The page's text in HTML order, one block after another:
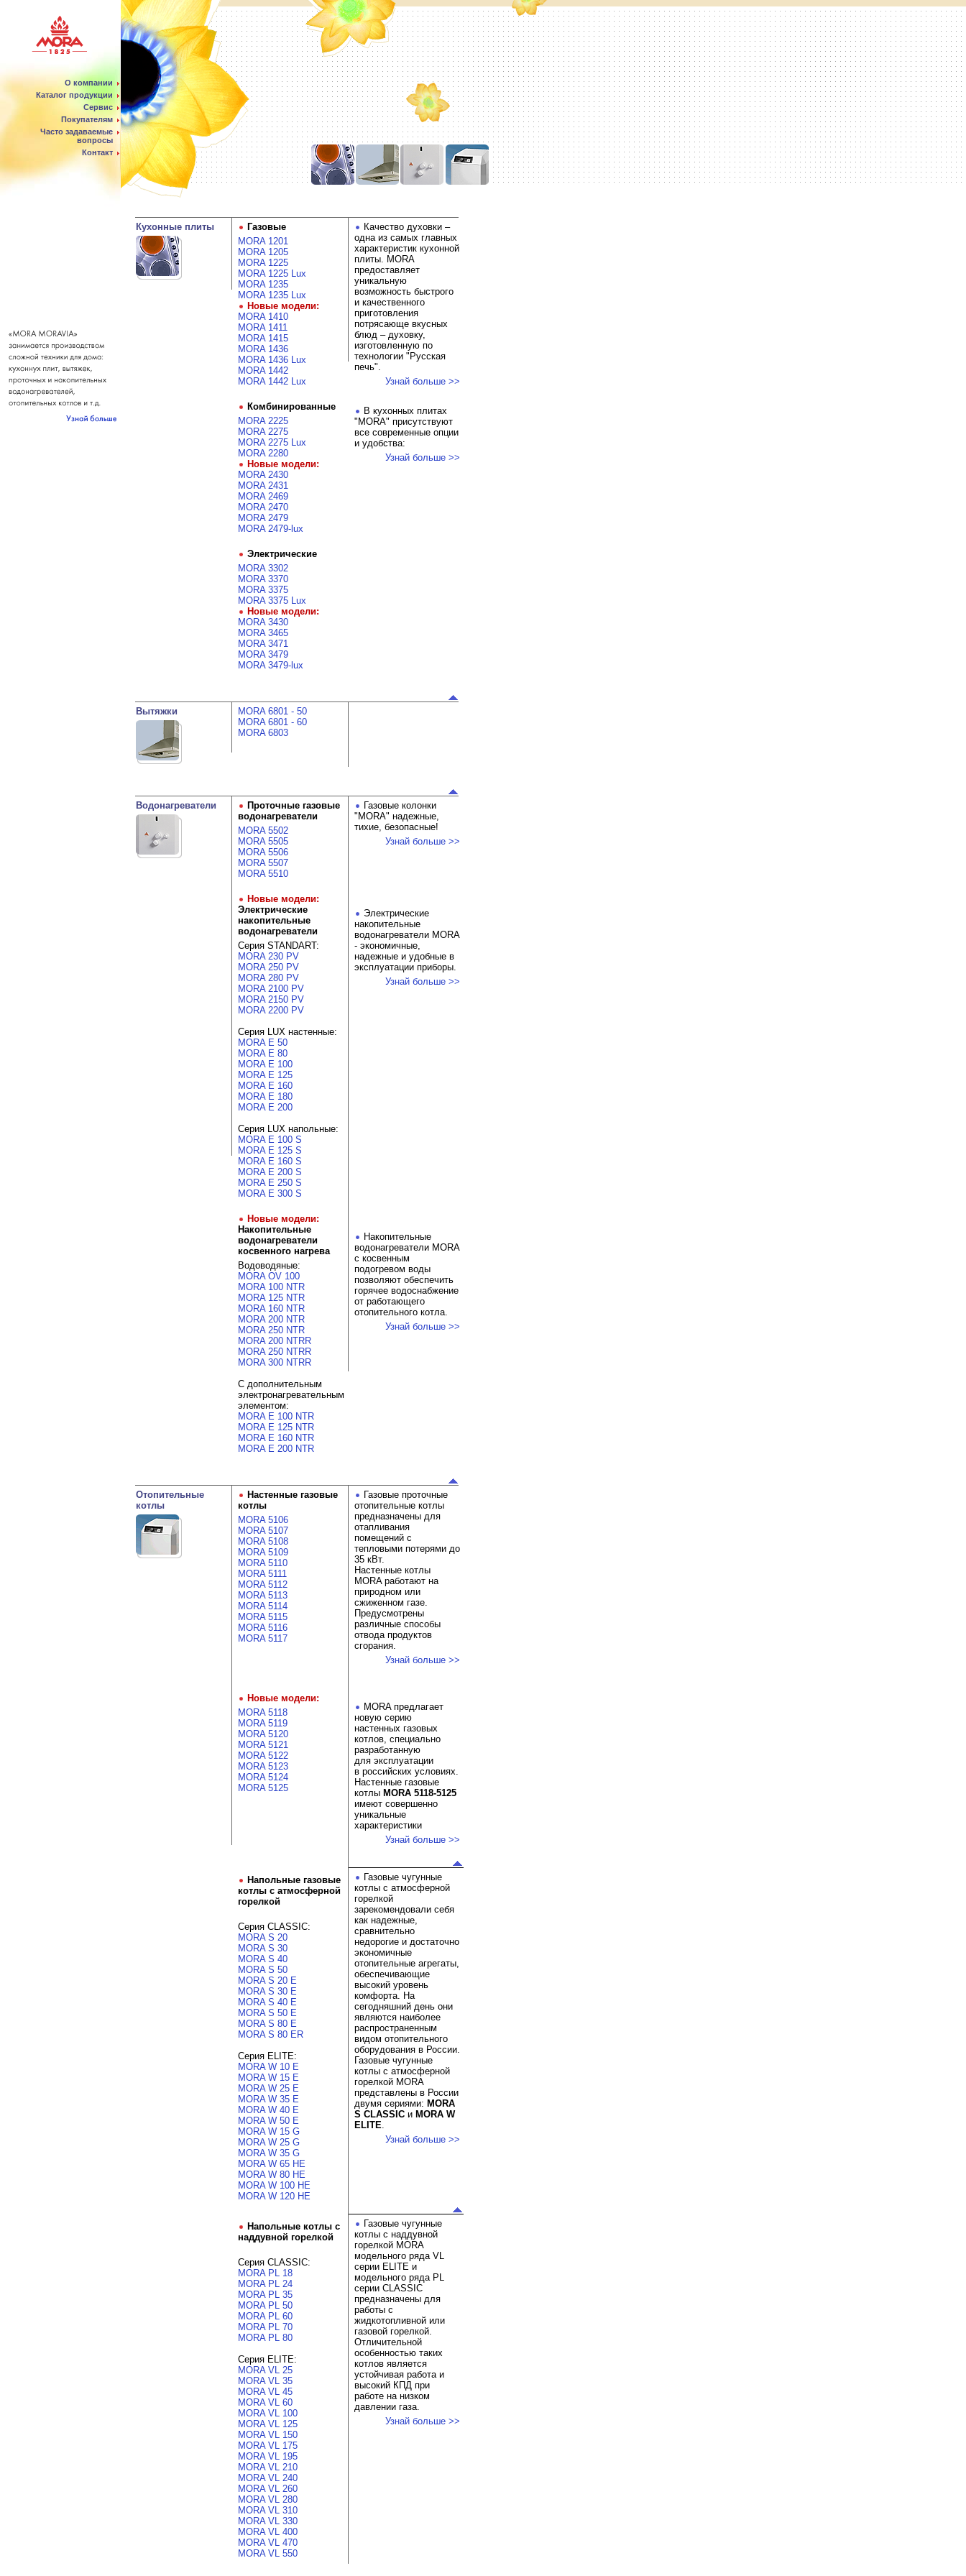
О компании
Каталог продукции
Сервис
Покупателям
Часто задаваемые
вопросы
Контакт
Кухонные плиты
Газовые
MORA 1201
MORA 1205
MORA 1225
MORA 1225 Lux
MORA 1235
MORA 1235 Lux
Новые модели:
MORA 1410
MORA 1411
MORA 1415
MORA 1436
MORA 1436 Lux
MORA 1442
MORA 1442 Lux
Комбинированные
MORA 2225
MORA 2275
MORA 2275 Lux
MORA 2280
Новые модели:
MORA 2430
MORA 2431
MORA 2469
MORA 2470
MORA 2479
MORA 2479-lux
Электрические
MORA 3302
MORA 3370
MORA 3375
MORA 3375 Lux
Новые модели:
MORA 3430
MORA 3465
MORA 3471
MORA 3479
MORA 3479-lux
Качество духовки –
одна из самых главных
характеристик кухонной
плиты. MORA
предоставляет
уникальную
возможность быстрого
и качественного
приготовления
потрясающе вкусных
блюд – духовку,
изготовленную по
технологии "Русская
печь".
Узнай больше >>
В кухонных плитах
"MORA" присутствуют
все современные опции
и удобства:
Узнай больше >>
Вытяжки
MORA 6801 - 50
MORA 6801 - 60
MORA 6803
Водонагреватели
Проточные газовые
водонагреватели
MORA 5502
MORA 5505
MORA 5506
MORA 5507
MORA 5510
Новые модели:
Электрические
накопительные
водонагреватели
Серия STANDART:
MORA 230 PV
MORA 250 PV
MORA 280 PV
MORA 2100 PV
MORA 2150 PV
MORA 2200 PV
Серия LUX настенные:
MORA E 50
MORA E 80
MORA E 100
MORA E 125
MORA E 160
MORA E 180
MORA E 200
Серия LUX напольные:
MORA E 100 S
MORA E 125 S
MORA E 160 S
MORA E 200 S
MORA E 250 S
MORA E 300 S
Новые модели:
Накопительные
водонагреватели
косвенного нагрева
Водоводяные:
MORA OV 100
MORA 100 NTR
MORA 125 NTR
MORA 160 NTR
MORA 200 NTR
MORA 250 NTR
MORA 200 NTRR
MORA 250 NTRR
MORA 300 NTRR
С дополнительным
электронагревательным
элементом:
MORA E 100 NTR
MORA E 125 NTR
MORA E 160 NTR
MORA E 200 NTR
Газовые колонки
"MORA" надежные,
тихие, безопасные!
Узнай больше >>
Электрические
накопительные
водонагреватели MORA
- экономичные,
надежные и удобные в
эксплуатации приборы.
Узнай больше >>
Накопительные
водонагреватели MORA
с косвенным
подогревом воды
позволяют обеспечить
горячее водоснабжение
от работающего
отопительного котла.
Узнай больше >>
Отопительные
котлы
Настенные газовые
котлы
MORA 5106
MORA 5107
MORA 5108
MORA 5109
MORA 5110
MORA 5111
MORA 5112
MORA 5113
MORA 5114
MORA 5115
MORA 5116
MORA 5117
Новые модели:
MORA 5118
MORA 5119
MORA 5120
MORA 5121
MORA 5122
MORA 5123
MORA 5124
MORA 5125
Газовые проточные
отопительные котлы
предназначены для
отапливания
помещений с
тепловыми потерями до
35 кВт.
Настенные котлы
MORA работают на
природном или
сжиженном газе.
Предусмотрены
различные способы
отвода продуктов
сгорания.
Узнай больше >>
MORA предлагает
новую серию
настенных газовых
котлов, специально
разработанную
для эксплуатации
в российских условиях.
Настенные газовые
котлы MORA 5118-5125
имеют совершенно
уникальные
характеристики
Узнай больше >>
Напольные газовые
котлы с атмосферной
горелкой
Серия CLASSIC:
MORA S 20
MORA S 30
MORA S 40
MORA S 50
MORA S 20 E
MORA S 30 E
MORA S 40 E
MORA S 50 E
MORA S 80 E
MORA S 80 ER
Серия ELITE:
MORA W 10 E
MORA W 15 E
MORA W 25 E
MORA W 35 E
MORA W 40 E
MORA W 50 E
MORA W 15 G
MORA W 25 G
MORA W 35 G
MORA W 65 HE
MORA W 80 HE
MORA W 100 HE
MORA W 120 HE
Газовые чугунные
котлы с атмосферной
горелкой
зарекомендовали себя
как надежные,
сравнительно
недорогие и достаточно
экономичные
отопительные агрегаты,
обеспечивающие
высокий уровень
комфорта. На
сегодняшний день они
являются наиболее
распространенным
видом отопительного
оборудования в России.
Газовые чугунные
котлы с атмосферной
горелкой MORA
представлены в России
двумя сериями: MORA
S CLASSIC и MORA W
ELITE.
Узнай больше >>
Напольные котлы с
наддувной горелкой
Серия CLASSIC:
MORA PL 18
MORA PL 24
MORA PL 35
MORA PL 50
MORA PL 60
MORA PL 70
MORA PL 80
Серия ELITE:
MORA VL 25
MORA VL 35
MORA VL 45
MORA VL 60
MORA VL 100
MORA VL 125
MORA VL 150
MORA VL 175
MORA VL 195
MORA VL 210
MORA VL 240
MORA VL 260
MORA VL 280
MORA VL 310
MORA VL 330
MORA VL 400
MORA VL 470
MORA VL 550
Газовые чугунные
котлы с наддувной
горелкой MORA
модельного ряда VL
серии ELITE и
модельного ряда PL
серии CLASSIC
предназначены для
работы с
жидкотопливной или
газовой горелкой.
Отличительной
особенностью таких
котлов является
устойчивая работа и
высокий КПД при
работе на низком
давлении газа.
Узнай больше >>